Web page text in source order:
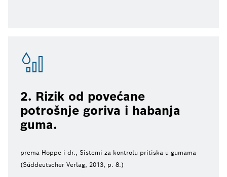
2. Rizik od povećane
potrošnje goriva i habanja
guma.
prema Hoppe i dr., Sistemi za kontrolu pritiska u gumama
(Süddeutscher Verlag, 2013, p. 8.)